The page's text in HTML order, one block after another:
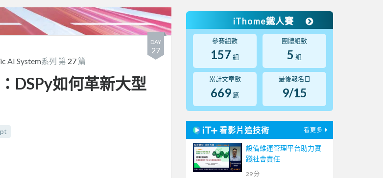
DAY
27
AI System系列 第 27 篇
DSPy如何革新大型
iThome鐵人賽
參賽組數
157 組
團體組數
5 組
累計文章數
669 篇
最後報名日
9/15
看影片追技術 看更多
設備維運管理平台助力實
踐社會責任
29 分